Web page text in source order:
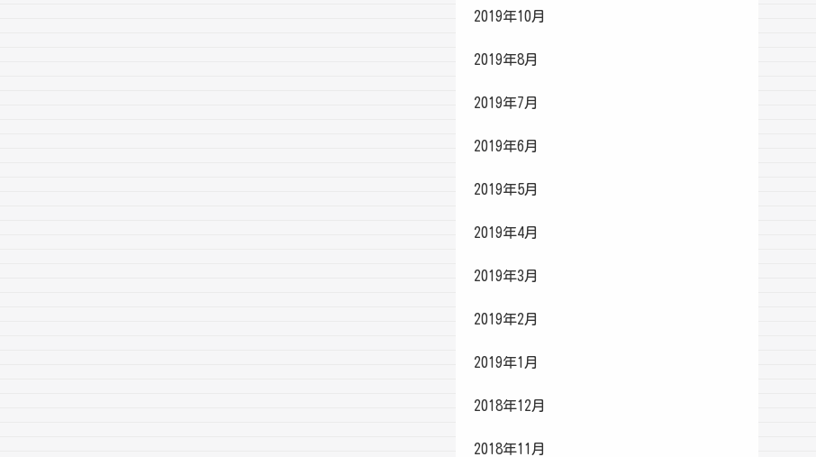
2019年10月
2019年8月
2019年7月
2019年6月
2019年5月
2019年4月
2019年3月
2019年2月
2019年1月
2018年12月
2018年11月